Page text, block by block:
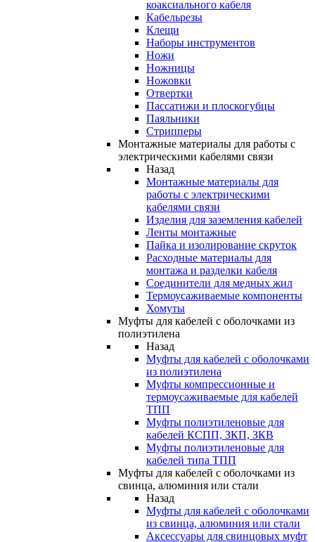
коаксиального кабеля
Кабельрезы
Клещи
Наборы инструментов
Ножи
Ножницы
Ножовки
Отвертки
Пассатижи и плоскогубцы
Паяльники
Стрипперы
Монтажные материалы для работы с
электрическими кабелями связи
Назад
Монтажные материалы для
работы с электрическими
кабелями связи
Изделия для заземления кабелей
Ленты монтажные
Пайка и изолирование скруток
Расходные материалы для
монтажа и разделки кабеля
Соединители для медных жил
Термоусаживаемые компоненты
Хомуты
Муфты для кабелей с оболочками из
полиэтилена
Назад
Муфты для кабелей с оболочками
из полиэтилена
Муфты компрессионные и
термоусаживаемые для кабелей
ТПП
Муфты полиэтиленовые для
кабелей КСПП, ЗКП, ЗКВ
Муфты полиэтиленовые для
кабелей типа ТПП
Муфты для кабелей с оболочками из
свинца, алюминия или стали
Назад
Муфты для кабелей с оболочками
из свинца, алюминия или стали
Аксессуары для свинцовых муфт